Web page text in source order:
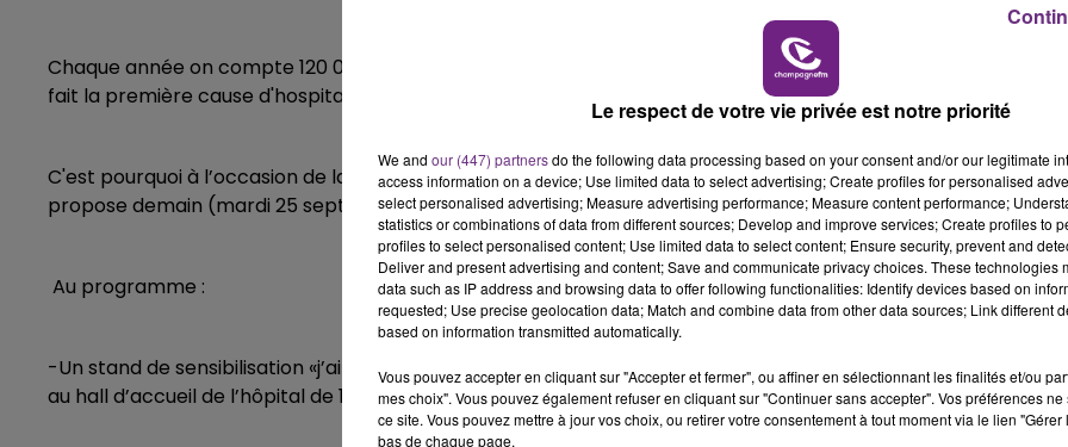
Chaque année on compte 120 000 nouveaux cas et 70 000 morts à cause de l'insuffisance cardiaque. Ce qui
fait la première cause d'hospitalisation des plus de 65 ans.
C'est pourquoi à l’occasion de la Semaine du Cœur, le service de cardiologie du centre hospitalier de Troyes
propose demain (mardi 25 septembre) une journée spéciale de sensibilisation à l’insuffisance cardiaque.
Au programme :
-Un stand de sensibilisation «j’aime mon cœur et j’en prends soin» animé par le club cœur et santé de Troyes
au hall d’accueil de l’hôpital de 10h à 17h30.
Le respect de votre vie privée est notre priorité
We and our (447) partnersdo the following data processing based on your consent and/or our legitimate
access information on a device; Use limited data to select advertising; Create profiles for personalised
select personalised advertising; Measure advertising performance; Measure content performance;
statistics or combinations of data from different sources; Develop and improve services; Create profiles to
profiles to select personalised content; Use limited data to select content; Ensure security, prevent and
Deliver and present advertising and content; Save and communicate privacy choices. These technologies
data such as IP address and browsing data to offer following functionalities: Identify devices based on
requested; Use precise geolocation data; Match and combine data from other data sources; Link different
based on information transmitted automatically.
Vous pouvez accepter en cliquant sur "Accepter et fermer", ou affiner en sélectionnant les finalités et/ou
mes choix". Vous pouvez également refuser en cliquant sur "Continuer sans accepter". Vos préférences
ce site. Vous pouvez mettre à jour vos choix, ou retirer votre consentement à tout moment via le lien
bas de chaque page.